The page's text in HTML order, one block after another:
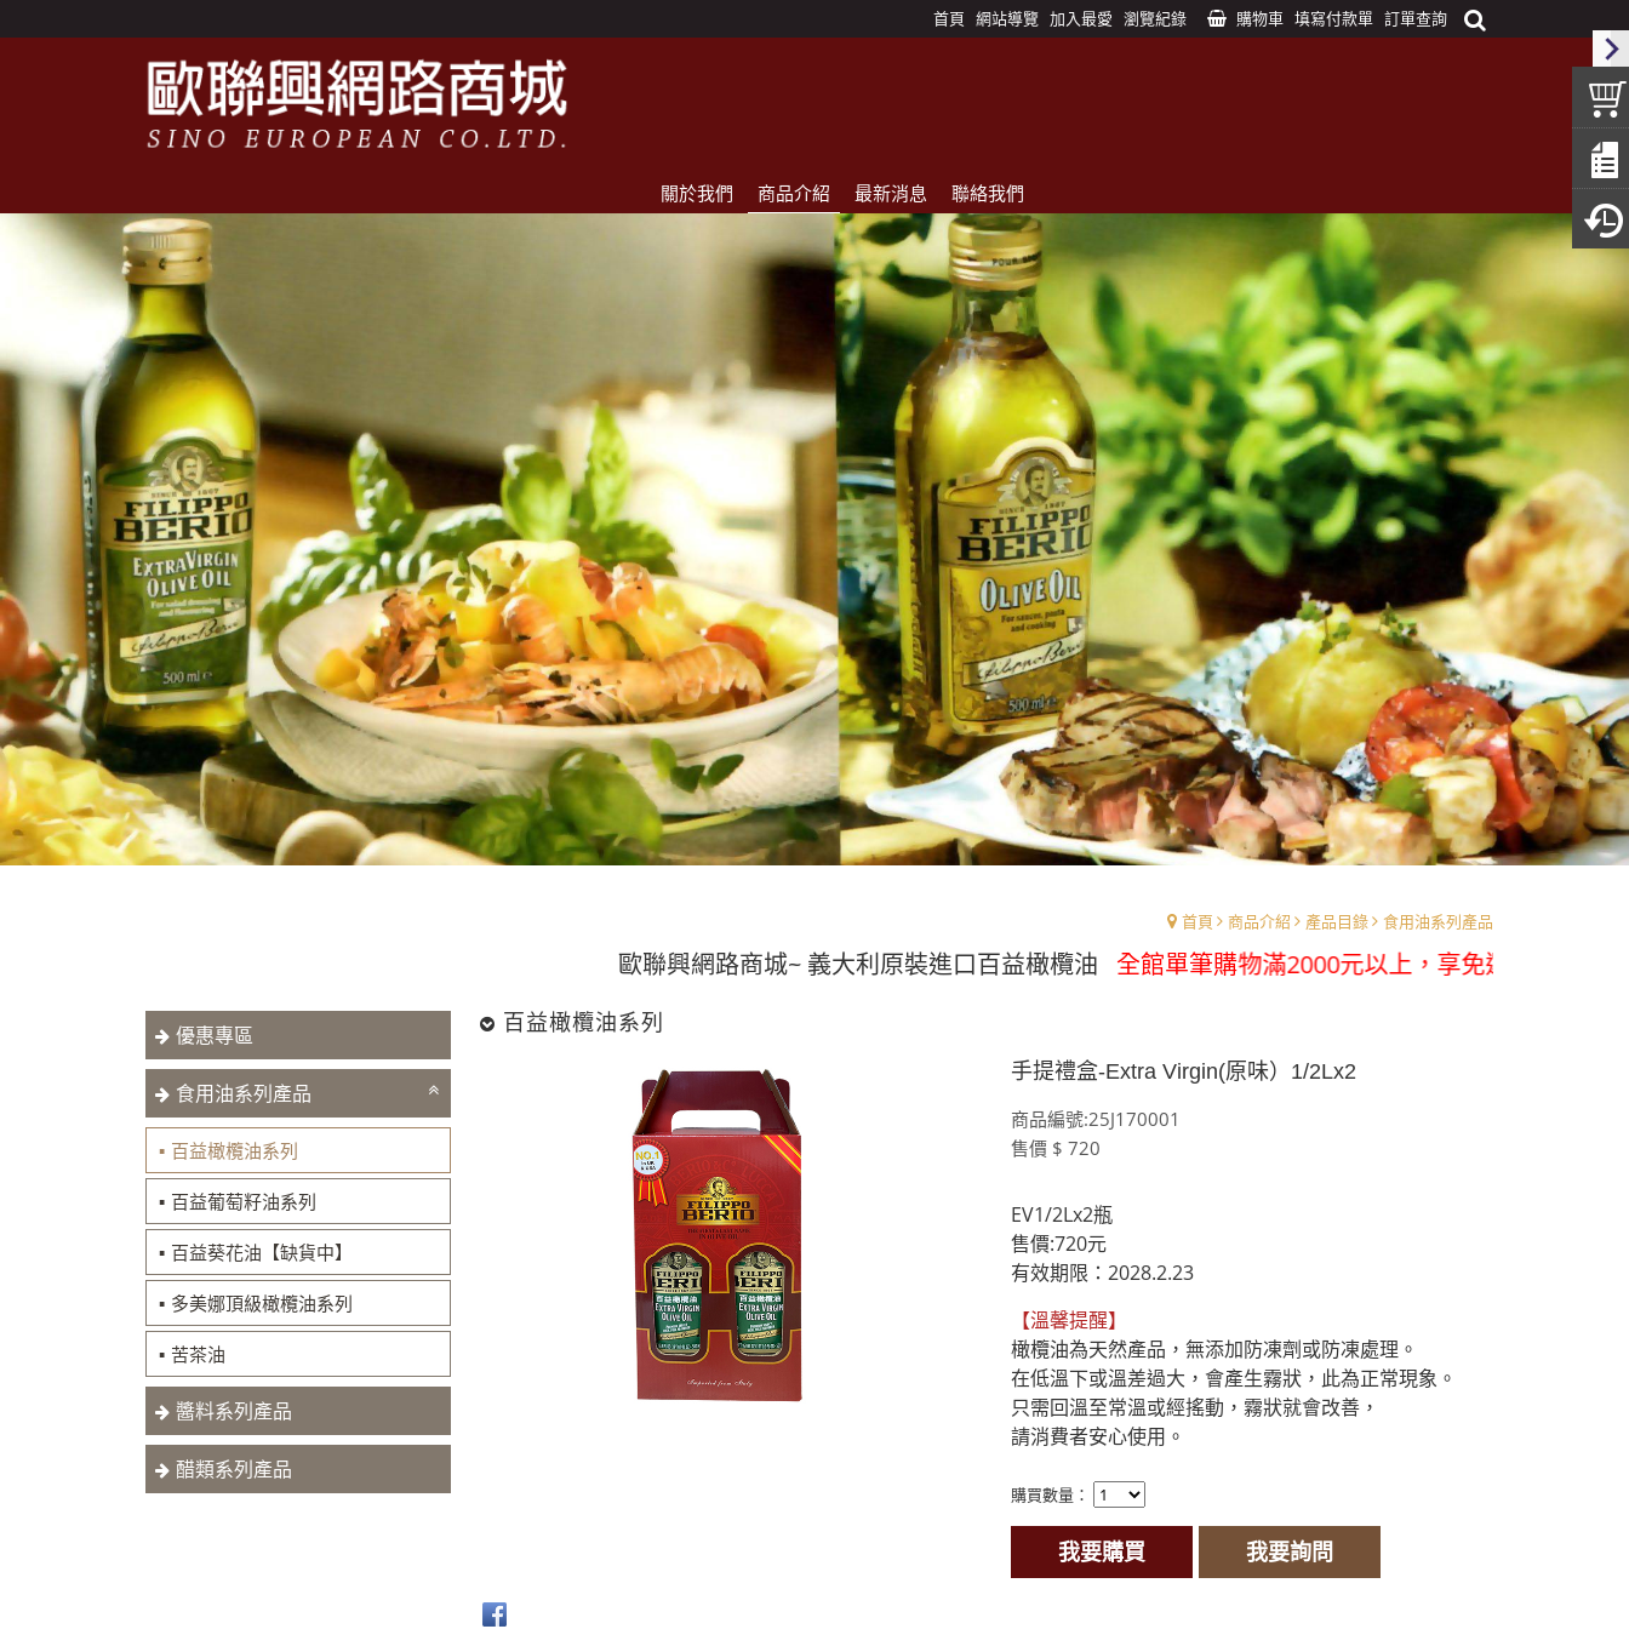
首頁 網站導覽 加入最愛 瀏覽紀錄 購物車 填寫付款單 訂單查詢
關於我們 商品介紹 最新消息 聯絡我們
首頁 商品介紹 產品目錄 食用油系列產品
歐聯興網路商城~ 義大利原裝進口百益橄欖油 全館單筆購物滿2000元以上，享免運優惠
優惠專區
食用油系列產品
百益橄欖油系列
百益葡萄籽油系列
百益葵花油【缺貨中】
多美娜頂級橄欖油系列
苦茶油
醬料系列產品
醋類系列產品
百益橄欖油系列
手提禮盒-Extra Virgin(原味）1/2Lx2
商品編號:25J170001
售價 $ 720
EV1/2Lx2瓶
售價:720元
有效期限：2028.2.23
【溫馨提醒】
橄欖油為天然產品，無添加防凍劑或防凍處理。
在低溫下或溫差過大，會產生霧狀，此為正常現象。
只需回溫至常溫或經搖動，霧狀就會改善，
請消費者安心使用。
購買數量：
我要購買 我要詢問